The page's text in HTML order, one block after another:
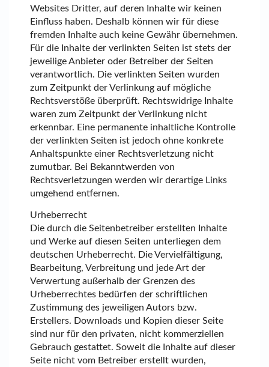
Websites Dritter, auf deren Inhalte wir keinen
Einfluss haben. Deshalb können wir für diese
fremden Inhalte auch keine Gewähr übernehmen.
Für die Inhalte der verlinkten Seiten ist stets der
jeweilige Anbieter oder Betreiber der Seiten
verantwortlich. Die verlinkten Seiten wurden
zum Zeitpunkt der Verlinkung auf mögliche
Rechtsverstöße überprüft. Rechtswidrige Inhalte
waren zum Zeitpunkt der Verlinkung nicht
erkennbar. Eine permanente inhaltliche Kontrolle
der verlinkten Seiten ist jedoch ohne konkrete
Anhaltspunkte einer Rechtsverletzung nicht
zumutbar. Bei Bekanntwerden von
Rechtsverletzungen werden wir derartige Links
umgehend entfernen.
Urheberrecht
Die durch die Seitenbetreiber erstellten Inhalte
und Werke auf diesen Seiten unterliegen dem
deutschen Urheberrecht. Die Vervielfältigung,
Bearbeitung, Verbreitung und jede Art der
Verwertung außerhalb der Grenzen des
Urheberrechtes bedürfen der schriftlichen
Zustimmung des jeweiligen Autors bzw.
Erstellers. Downloads und Kopien dieser Seite
sind nur für den privaten, nicht kommerziellen
Gebrauch gestattet. Soweit die Inhalte auf dieser
Seite nicht vom Betreiber erstellt wurden,